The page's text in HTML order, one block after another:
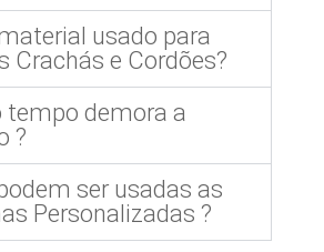
usado para
Crachás e Cordões?
tempo demora a
?
ser usadas as
Personalizadas ?